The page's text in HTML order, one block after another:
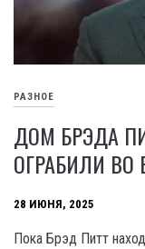
РАЗНОЕ
ДОМ БРЭДА
ОГРАБИЛИ ВО
28 ИЮНЯ, 2025
Пока Брэд Питт